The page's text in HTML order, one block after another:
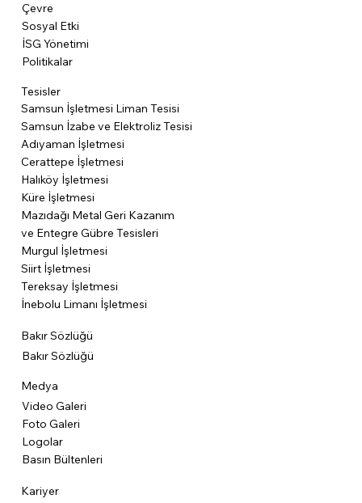
Çevre
Sosyal Etki
İSG Yönetimi
Politikalar
Tesisler
Samsun İşletmesi Liman Tesisi
Samsun İzabe ve Elektroliz Tesisi
Adıyaman İşletmesi
Cerattepe İşletmesi
Halıköy İşletmesi
Küre İşletmesi
Mazıdağı Metal Geri Kazanım
ve Entegre Gübre Tesisleri
Murgul İşletmesi
Siirt İşletmesi
Tereksay İşletmesi
İnebolu Limanı İşletmesi
Bakır Sözlüğü
Bakır Sözlüğü
Medya
Video Galeri
Foto Galeri
Logolar
Basın Bültenleri
Kariyer